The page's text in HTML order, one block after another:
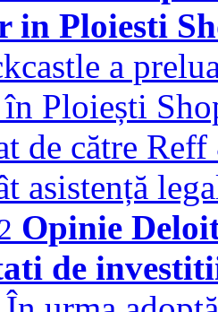
in Ploiesti
a
Ploiești
de către
asistență
Opinie
de